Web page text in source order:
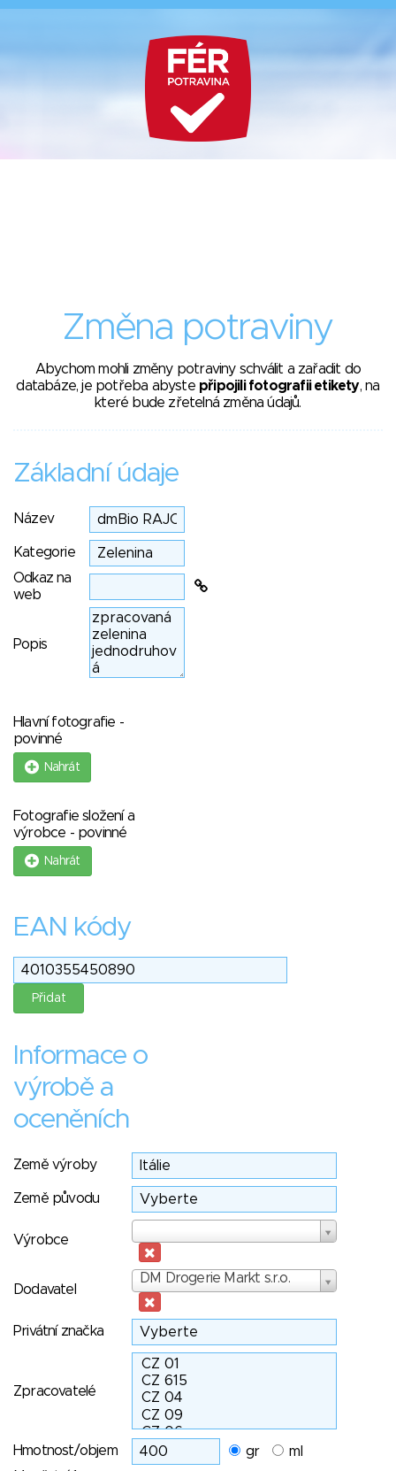
Změna potraviny
Abychom mohli změny potraviny schválit a zařadit do
databáze, je potřeba abyste připojili fotografii etikety, na
které bude zřetelná změna údajů.
Základní údaje
Název
Kategorie
Odkaz na
web
Popis
Hlavní fotografie -
povinné
Nahrát
Fotografie složení a
výrobce - povinné
Nahrát
EAN kódy
Informace o
výrobě a
oceněních
Země výroby
Země původu
Výrobce
Dodavatel
DM Drogerie Markt s.r.o.
Dodavatel
Privátní značka
Zpracovatelé
Hmotnost/objem gr
ml